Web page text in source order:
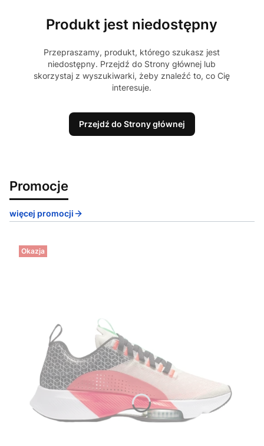
Produkt jest niedostępny
Przepraszamy, produkt, którego szukasz jest
niedostępny. Przejdź do Strony głównej lub
skorzystaj z wyszukiwarki, żeby znaleźć to, co Cię
interesuje.
Przejdź do Strony głównej
Promocje
więcej promocji
Okazja